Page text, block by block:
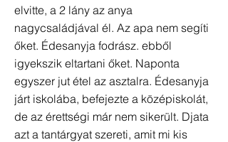
elvitte, a 2 lány az anya
nagycsaládjával él. Az apa nem segíti
őket. Édesanyja fodrász. ebből
igyekszik eltartani őket. Naponta
egyszer jut étel az asztalra. Édesanyja
járt iskolába, befejezte a középiskolát,
de az érettségi már nem sikerült. Djata
azt a tantárgyat szereti, amit mi kis